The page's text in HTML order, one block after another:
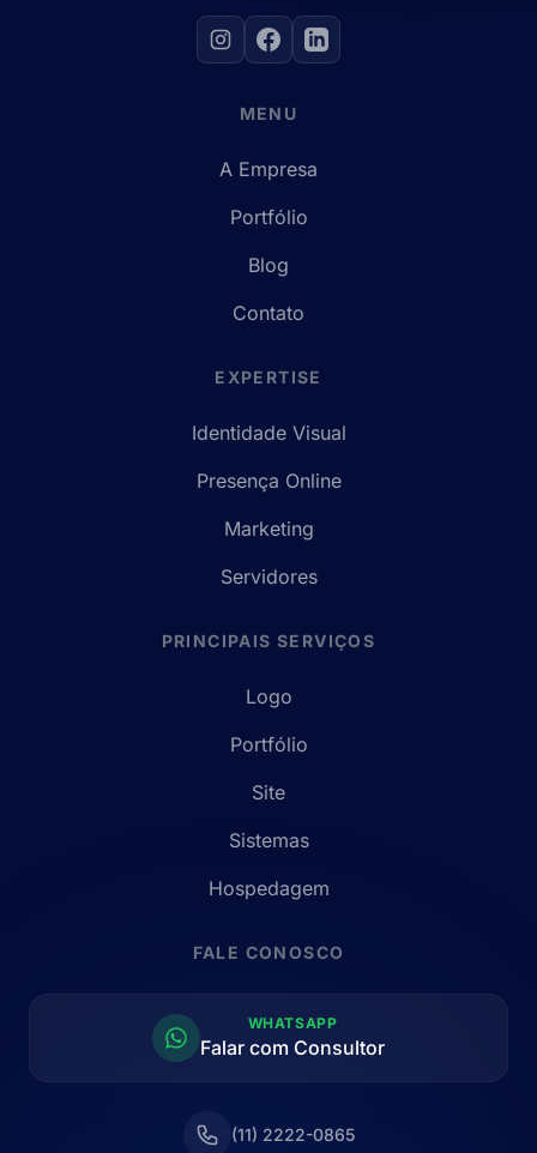
MENU
A Empresa
Portfólio
Blog
Contato
EXPERTISE
Identidade Visual
Presença Online
Marketing
Servidores
PRINCIPAIS SERVIÇOS
Logo
Portfólio
Site
Sistemas
Hospedagem
FALE CONOSCO
WHATSAPP
Falar com Consultor
(11) 2222-0865